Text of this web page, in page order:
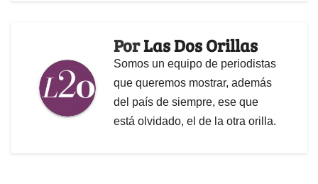
PorLas Dos Orillas
Somos un equipo de periodistas
que queremos mostrar, además
del país de siempre, ese que
está olvidado, el de la otra orilla.